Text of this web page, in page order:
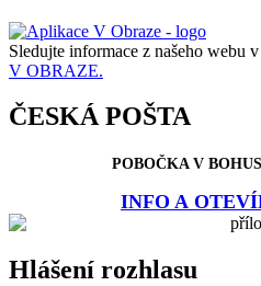
Sledujte informace z našeho webu v
V OBRAZE.
ČESKÁ POŠTA
POBOČKA V
INFO A
Hlášení rozhlasu